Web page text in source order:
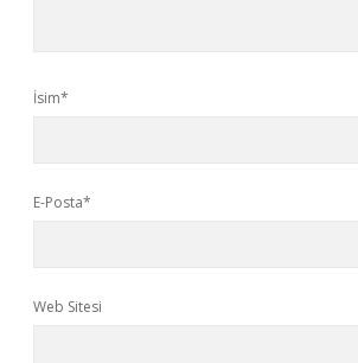
İsim*
E-Posta*
Web Sitesi